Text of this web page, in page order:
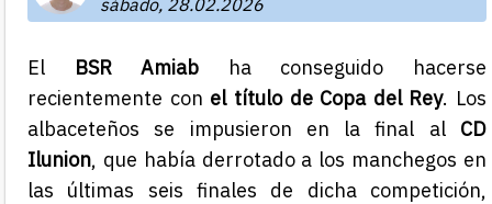
El BSR Amiab ha conseguido hacerse
recientemente con el título de Copa del Rey. Los
albaceteños se impusieron en la final al CD
Ilunion, que había derrotado a los manchegos en
las últimas seis finales de dicha competición,